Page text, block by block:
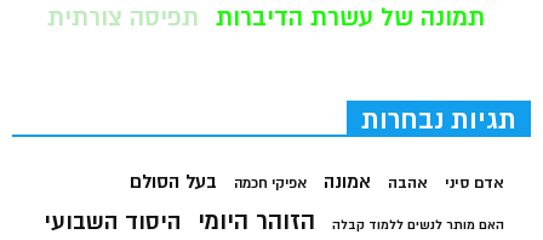
תמונה של עשרת הדיברות תפיסה צורתית
תגיות נבחרות
אדם סיני אהבה אמונה אפיקי חכמה בעל הסולם
האם מותר לנשים ללמוד קבלה הזוהר היומי היסוד השבועי